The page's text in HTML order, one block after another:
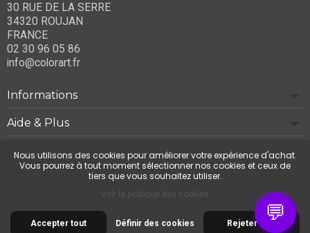
30 RUE DE LA SERRE
34320 ROUJAN
FRANCE
02 30 96 05 86
info@colorart.fr
Informations
Aide & Plus
Notre société
Contactez-nous
💬
© 2026 Cimaise Tableau. Tous droits réservés.
Nous utilisons des cookies pour améliorer votre expérience d'achat.
Vous pourrez à tout moment sélectionner nos cookies et ceux de
tiers que vous souhaitez utiliser.
Voir la politique des cookies
Accepter tout Rejeter tout
Définir des cookies